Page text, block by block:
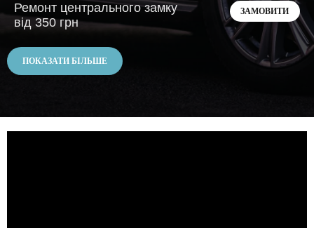
Ремонт центрального замку
від 350 грн
ЗАМОВИТИ
ПОКАЗАТИ БІЛЬШЕ